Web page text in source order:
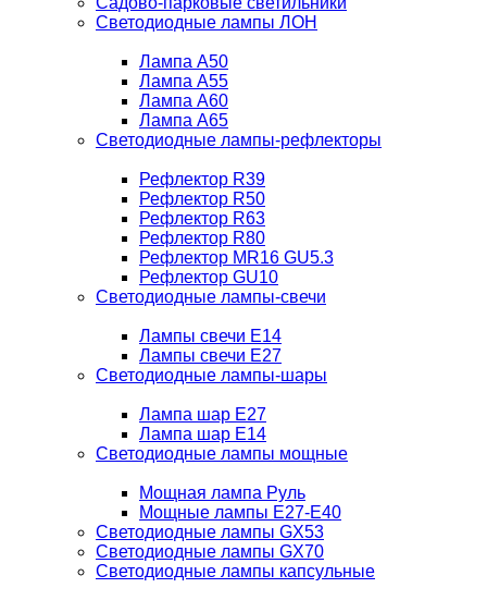
Светодиодные лампы ЛОН
Лампа A50
Лампа A55
Лампа A60
Лампа A65
Светодиодные лампы-рефлекторы
Рефлектор R39
Рефлектор R50
Рефлектор R63
Рефлектор R80
Рефлектор MR16 GU5.3
Рефлектор GU10
Светодиодные лампы-свечи
Лампы свечи Е14
Лампы свечи Е27
Светодиодные лампы-шары
Лампа шар E27
Лампа шар Е14
Светодиодные лампы мощные
Мощная лампа Руль
Мощные лампы E27-E40
Светодиодные лампы GX53
Светодиодные лампы GX70
Светодиодные лампы капсульные